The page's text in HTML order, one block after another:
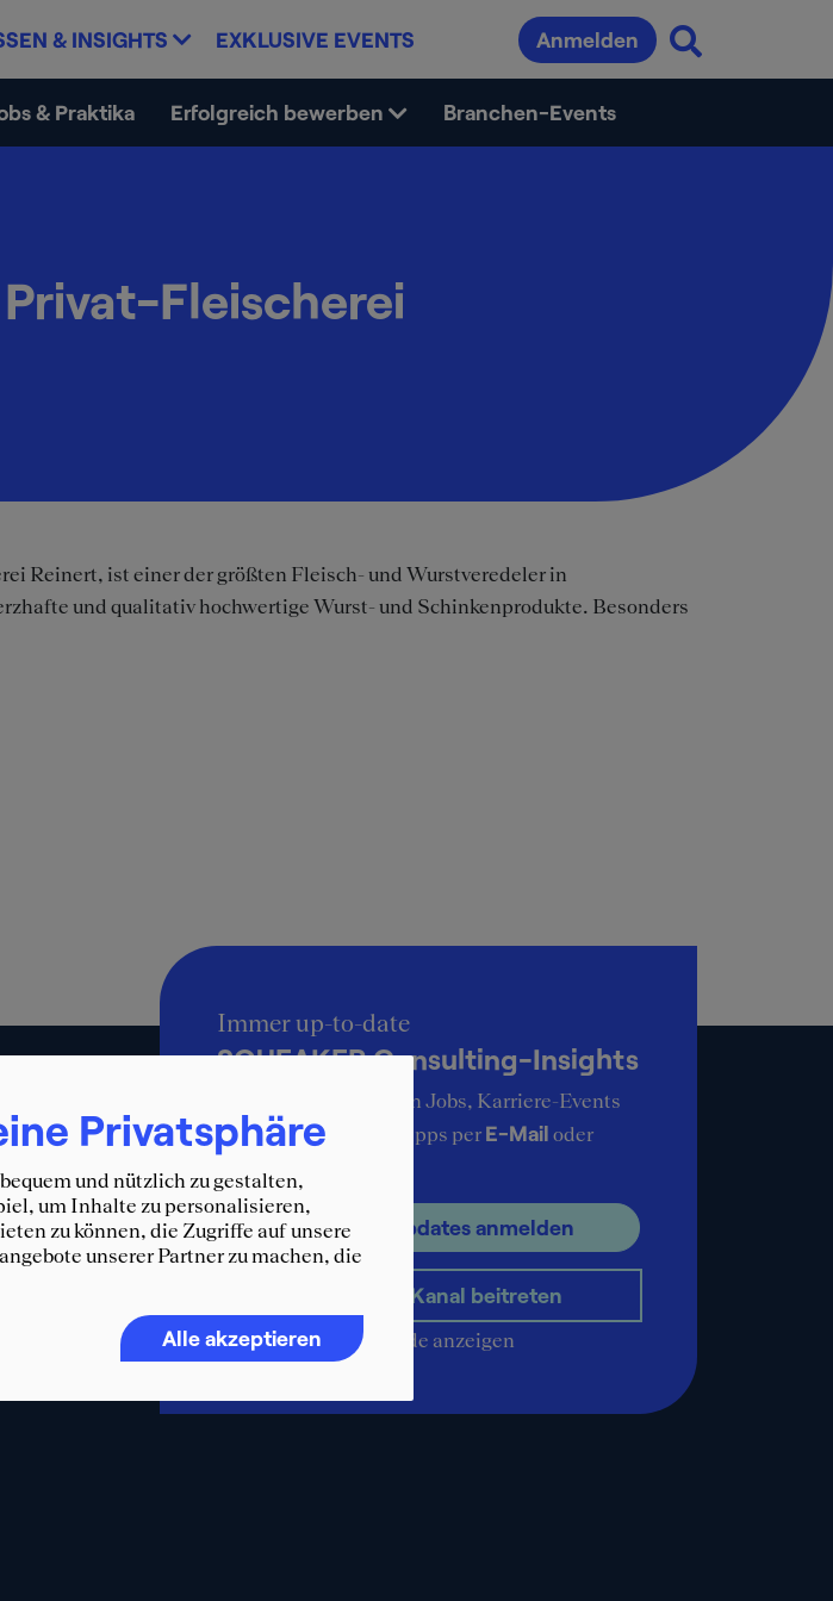
& INSIGHTS EXKLUSIVE EVENTS Anmelden
& Praktika Erfolgreich bewerben Branchen-Events
Fleischerei
Reinert, ist einer der größten Fleisch- und Wurstveredeler in
und qualitativ hochwertige Wurst- und Schinkenprodukte. Besonders
Immer up-to-date
SQUEAKER Consulting-Insights
Erhalte die aktuellsten Jobs, Karriere-Events
und weitere Karrieretipps per E-Mail oder
Für E-Mail Updates anmelden
WhatsApp-Kanal beitreten
QR-Code anzeigen
Privatsphäre
und nützlich zu gestalten,
um Inhalte zu personalisieren,
zu können, die Zugriffe auf unsere
unserer Partner zu machen, die
Alle akzeptieren